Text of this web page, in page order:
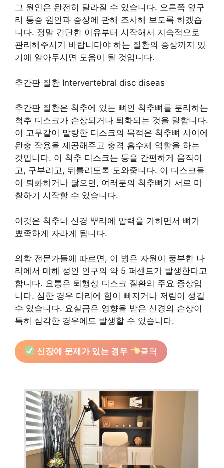
그 원인은 완전히 달라질 수 있습니다. 오른쪽 옆구
리 통증 원인과 증상에 관해 조사해 보도록 하겠습
니다. 정말 간단한 이유부터 시작해서 지속적으로
관리해주시기 바랍니다야 하는 질환의 증상까지 있
기에 알아두시면 도움이 될 것입니다.
추간판 질환 Intervertebral disc diseas
추간판 질환은 척추에 있는 뼈인 척추뼈를 분리하는
척추 디스크가 손상되거나 퇴화되는 것을 말합니다.
이 고무같이 말랑한 디스크의 목적은 척추뼈 사이에
완충 작용을 제공해주고 충격 흡수제 역할을 하는
것입니다. 이 척추 디스크는 등을 간편하게 움직이
고, 구부리고, 뒤틀리도록 도와줍니다. 이 디스크들
이 퇴화하거나 닳으면, 여러분의 척추뼈가 서로 마
찰하기 시작할 수 있습니다.
이것은 척추나 신경 뿌리에 압력을 가하면서 뼈가
뾰족하게 자라게 됩니다.
의학 전문가들에 따르면, 이 병은 자원이 풍부한 나
라에서 매해 성인 인구의 약 5 퍼센트가 발생한다고
합니다. 요통은 퇴행성 디스크 질환의 주요 증상입
니다. 심한 경우 다리에 힘이 빠지거나 저림이 생길
수 있습니다. 요실금은 영향을 받은 신경의 손상이
특히 심각한 경우에도 발생할 수 있습니다.
신장에 문제가 있는 경우 클릭